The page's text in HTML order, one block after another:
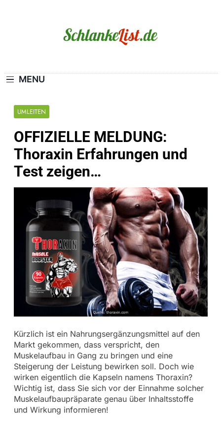
MENU
UMLEITEN
OFFIZIELLE MELDUNG:
Thoraxin Erfahrungen und
Test zeigen…
Kürzlich ist ein Nahrungsergänzungsmittel auf den
Markt gekommen, dass verspricht, den
Muskelaufbau in Gang zu bringen und eine
Steigerung der Leistung bewirken soll. Doch wie
wirken eigentlich die Kapseln namens Thoraxin?
Wichtig ist, dass Sie sich vor der Einnahme solcher
Muskelaufbaupräparate genau über Inhaltsstoffe
und Wirkung informieren!